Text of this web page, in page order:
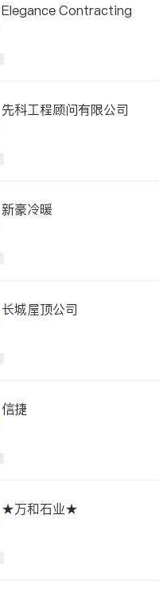
Elegance Contracting
先科工程顾问有限公司
新豪冷暖
长城屋顶公司
信捷
★万和石业★